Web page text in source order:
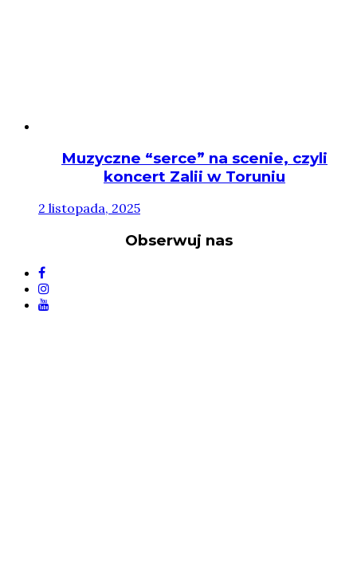
Muzyczne “serce” na scenie, czyli
koncert Zalii w Toruniu
2 listopada, 2025
Obserwuj nas